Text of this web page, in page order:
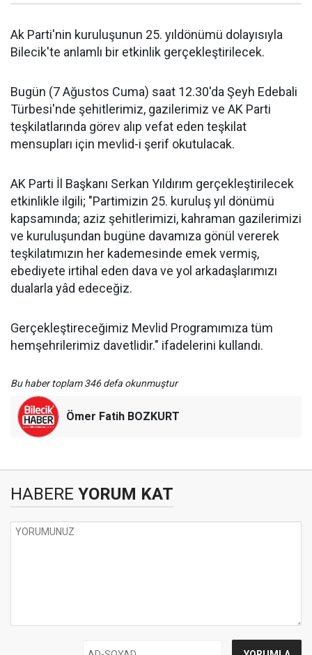
Ak Parti'nin kuruluşunun 25. yıldönümü dolayısıyla
Bilecik'te anlamlı bir etkinlik gerçekleştirilecek.
Bugün (7 Ağustos Cuma) saat 12.30'da Şeyh Edebali
Türbesi'nde şehitlerimiz, gazilerimiz ve AK Parti
teşkilatlarında görev alıp vefat eden teşkilat
mensupları için mevlid-i şerif okutulacak.
AK Parti İl Başkanı Serkan Yıldırım gerçekleştirilecek
etkinlikle ilgili; "Partimizin 25. kuruluş yıl dönümü
kapsamında; aziz şehitlerimizi, kahraman gazilerimizi
ve kuruluşundan bugüne davamıza gönül vererek
teşkilatımızın her kademesinde emek vermiş,
ebediyete irtihal eden dava ve yol arkadaşlarımızı
dualarla yâd edeceğiz.
Gerçekleştireceğimiz Mevlid Programımıza tüm
hemşehrilerimiz davetlidir." ifadelerini kullandı.
Bu haber toplam 346 defa okunmuştur
Ömer Fatih BOZKURT
HABERE YORUM KAT